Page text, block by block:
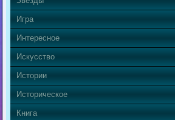
Игра
Интересное
Искусство
Истории
Историческое
Книга